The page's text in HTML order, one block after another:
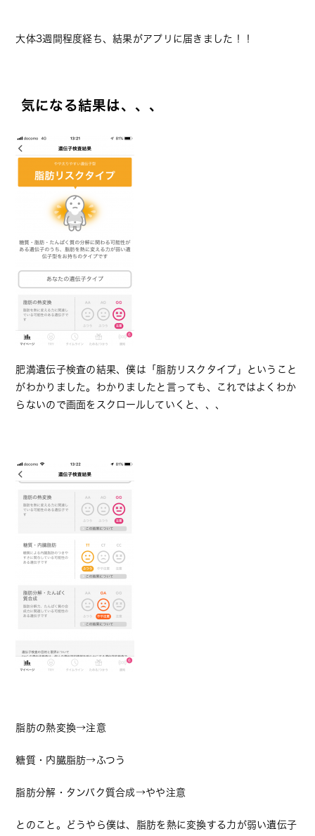
大体3週間程度経ち、結果がアプリに届きました！！
気になる結果は、、、
肥満遺伝子検査の結果、僕は「脂肪リスクタイプ」ということ
がわかりました。わかりましたと言っても、これではよくわか
らないので画面をスクロールしていくと、、、
脂肪の熱変換→注意
糖質・内臓脂肪→ふつう
脂肪分解・タンパク質合成→やや注意
とのこと。どうやら僕は、脂肪を熱に変換する力が弱い遺伝子